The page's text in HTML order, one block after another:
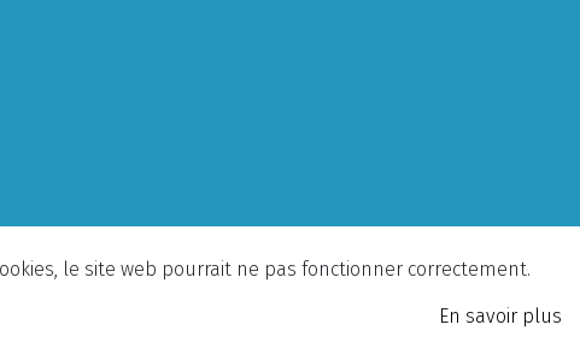
le site web pourrait ne pas fonctionner correctement.
En savoir plus